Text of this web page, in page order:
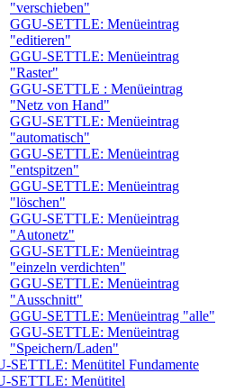
"verschieben"
GGU-SETTLE: Menüeintrag
"editieren"
GGU-SETTLE: Menüeintrag
"Raster"
GGU-SETTLE : Menüeintrag
"Netz von Hand"
GGU-SETTLE: Menüeintrag
"automatisch"
GGU-SETTLE: Menüeintrag
"entspitzen"
GGU-SETTLE: Menüeintrag
"löschen"
GGU-SETTLE: Menüeintrag
"Autonetz"
GGU-SETTLE: Menüeintrag
"einzeln verdichten"
GGU-SETTLE: Menüeintrag
"Ausschnitt"
GGU-SETTLE: Menüeintrag "alle"
GGU-SETTLE: Menüeintrag
"Speichern/Laden"
SETTLE: Menütitel Fundamente
SETTLE: Menütitel